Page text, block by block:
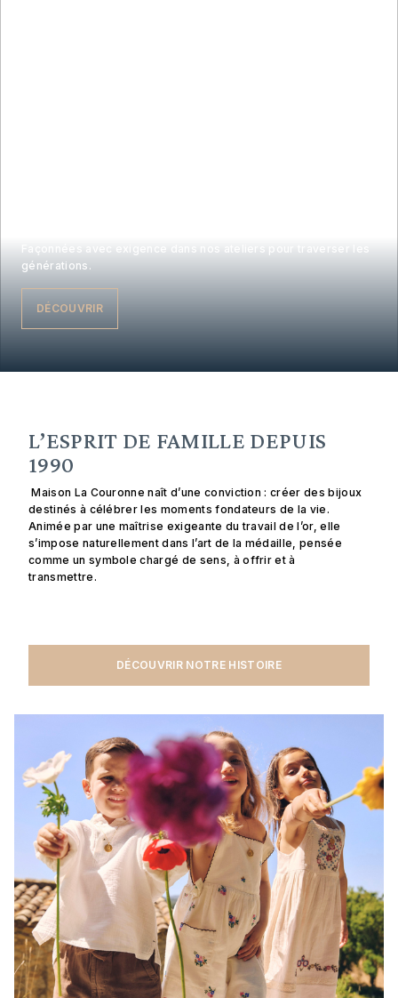
Façonnées avec exigence dans nos ateliers pour traverser les
générations.
DÉCOUVRIR
L’ESPRIT DE FAMILLE DEPUIS
1990
Maison La Couronne naît d’une conviction : créer des bijoux
destinés à célébrer les moments fondateurs de la vie.
Animée par une maîtrise exigeante du travail de l’or, elle
s’impose naturellement dans l’art de la médaille, pensée
comme un symbole chargé de sens, à offrir et à
transmettre.
DÉCOUVRIR NOTRE HISTOIRE